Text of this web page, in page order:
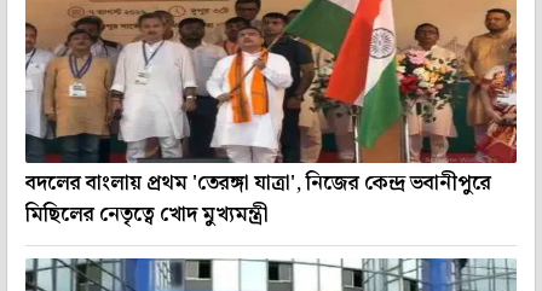
বদলের বাংলায় প্রথম 'তেরঙ্গা যাত্রা', নিজের কেন্দ্র ভবানীপুরে
মিছিলের নেতৃত্বে খোদ মুখ্যমন্ত্রী